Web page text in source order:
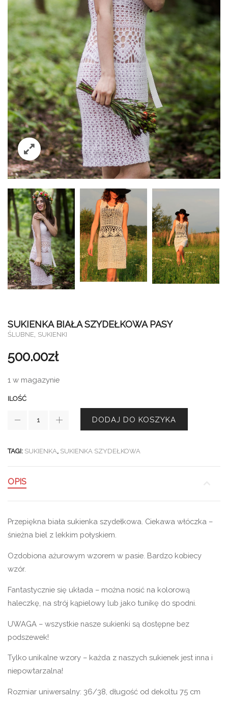
SUKIENKA BIAŁA SZYDEŁKOWA PASY
ŚLUBNE SUKIENKI
500.00zł
1 w magazynie
ILOŚĆ
DODAJ DO KOSZYKA
TAGI: SUKIENKA, SUKIENKA SZYDEŁKOWA
OPIS
Przepiękna biała sukienka szydełkowa. Ciekawa włóczka –
śnieżna biel z lekkim połyskiem.
Ozdobiona ażurowym wzorem w pasie. Bardzo kobiecy
wzór.
Fantastycznie się układa – można nosić na kolorową
haleczkę, na strój kąpielowy lub jako tunikę do spodni.
UWAGA – wszystkie nasze sukienki są dostępne bez
podszewek!
Tylko unikalne wzory – każda z naszych sukienek jest inna i
niepowtarzalna!
Rozmiar uniwersalny: 36/38, długość od dekoltu 75 cm